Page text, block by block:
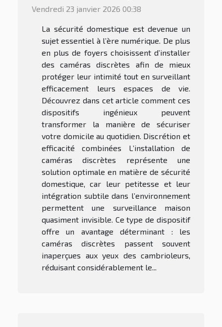
Vendredi 23 janvier 2026 00:38
La sécurité domestique est devenue un
sujet essentiel à l’ère numérique. De plus
en plus de foyers choisissent d’installer
des caméras discrètes afin de mieux
protéger leur intimité tout en surveillant
efficacement leurs espaces de vie.
Découvrez dans cet article comment ces
dispositifs ingénieux peuvent
transformer la manière de sécuriser
votre domicile au quotidien. Discrétion et
efficacité combinées L’installation de
caméras discrètes représente une
solution optimale en matière de sécurité
domestique, car leur petitesse et leur
intégration subtile dans l’environnement
permettent une surveillance maison
quasiment invisible. Ce type de dispositif
offre un avantage déterminant : les
caméras discrètes passent souvent
inaperçues aux yeux des cambrioleurs,
réduisant considérablement le...